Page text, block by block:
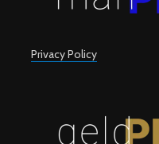
Privacy Policy